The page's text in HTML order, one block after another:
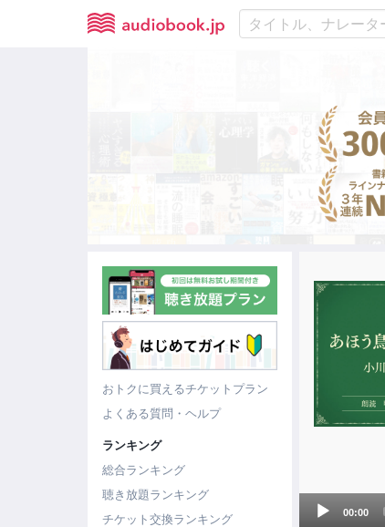
おトクに買えるチケットプラン
よくある質問・ヘルプ
ランキング
総合ランキング
聴き放題ランキング
チケット交換ランキング
Audio
00:00